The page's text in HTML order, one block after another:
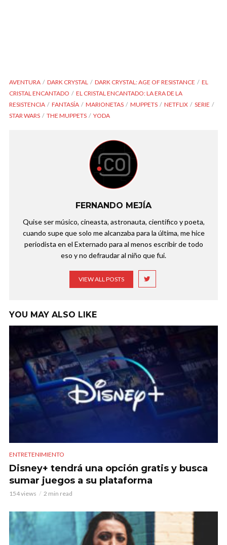
AVENTURA DARK CRYSTAL DARK CRYSTAL: AGE OF RESISTANCE
EL
CRISTAL ENCANTADO
EL CRISTAL ENCANTADO: LA ERA DE LA
RESISTENCIA
FANTASÍA MARIONETAS MUPPETS NETFLIX
SERIE
STAR WARS
THE MUPPETS YODA
FERNANDO MEJÍA
Quise ser músico, cineasta, astronauta, científico y poeta,
cuando supe que solo me alcanzaba para la última, me hice
periodista en el Externado para al menos escribir de todo
eso y no defraudar al niño que fui.
VIEW ALL POSTS
YOU MAY ALSO LIKE
ENTRETENIMIENTO
Disney+ tendrá una opción gratis y busca
sumar juegos a su plataforma
154 views 2 min read